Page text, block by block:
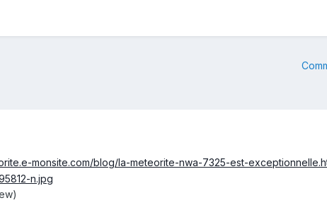
monsite.com/blog/la-meteorite-nwa-7325-est-